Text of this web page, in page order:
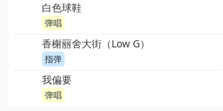
白色球鞋
弹唱
香榭丽舍大街（Low G）
指弹
我偏要
弹唱